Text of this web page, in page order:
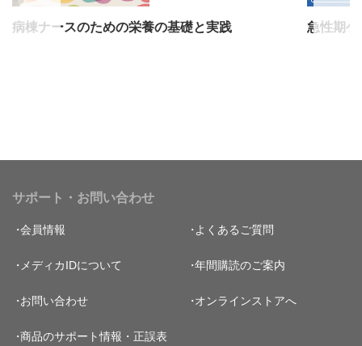
病棟ナースのための栄養の基礎と実践 急性期ケ
サポート・お問い合わせ
会員情報 よくあるご質問
メディカIDについて 年間購読のご案内
お問い合わせ オンラインストアへ
商品のサポート情報・正誤表